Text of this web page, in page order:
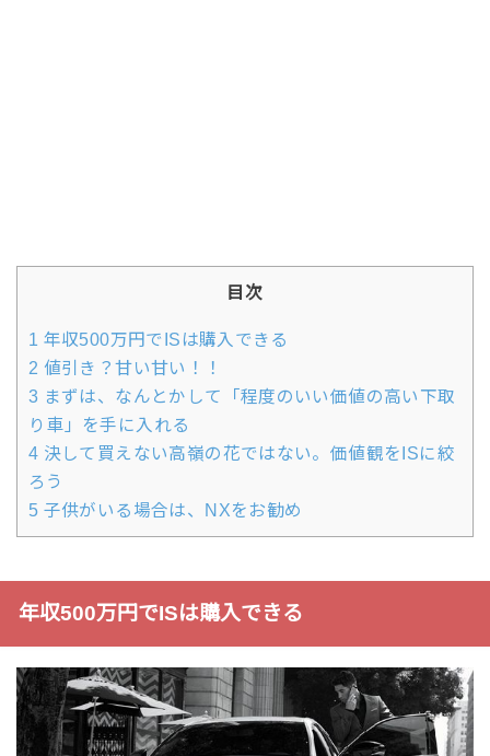
目次
1 年収500万円でISは購入できる
2 値引き？甘い甘い！！
3 まずは、なんとかして「程度のいい価値の高い下取
り車」を手に入れる
4 決して買えない高嶺の花ではない。価値観をISに絞
ろう
5 子供がいる場合は、NXをお勧め
年収500万円でISは購入できる